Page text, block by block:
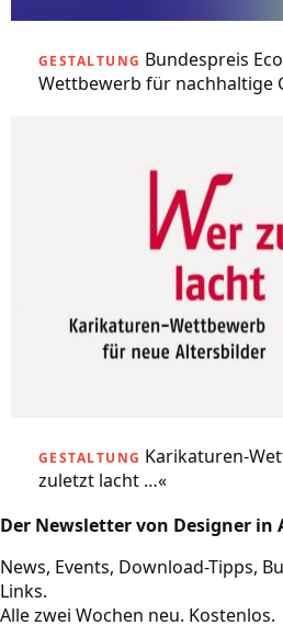
GESTALTUNG Bundespreis
Wettbewerb für nachhaltige
GESTALTUNG Karikaturen-
zuletzt lacht …«
Der Newsletter von Designer in
News, Events, Download-Tipps,
Links.
Alle zwei Wochen neu. Kostenlos.